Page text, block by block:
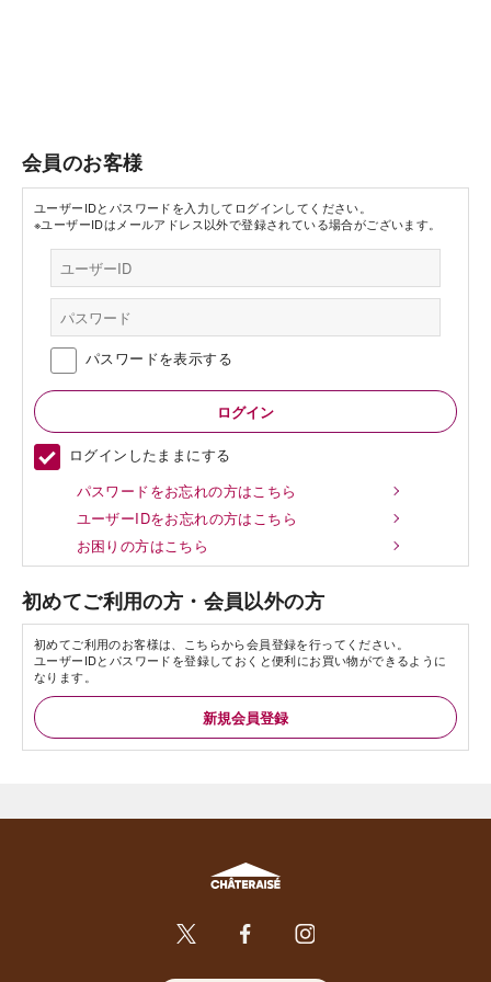
会員のお客様
ユーザーIDとパスワードを入力してログインしてください。
※ユーザーIDはメールアドレス以外で登録されている場合がございます。
パスワードを表示する
ログインしたままにする
パスワードをお忘れの方はこちら
ユーザーIDをお忘れの方はこちら
お困りの方はこちら
初めてご利用の方・会員以外の方
初めてご利用のお客様は、こちらから会員登録を行ってください。
ユーザーIDとパスワードを登録しておくと便利にお買い物ができるように
なります。